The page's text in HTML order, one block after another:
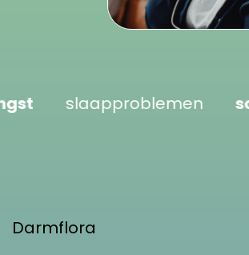
slaapproblemen
Darmflora